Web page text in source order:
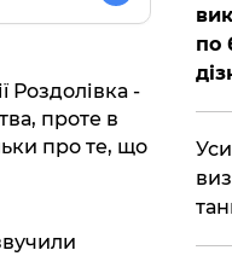
Роздолівка -
проте в
про те, що
по